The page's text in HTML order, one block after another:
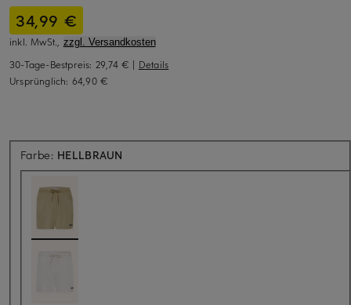
34,99 €
inkl. MwSt., zzgl. Versandkosten
30-Tage-Bestpreis: 29,74 € | Details
Ursprünglich: 64,90 €
Farbe: HELLBRAUN